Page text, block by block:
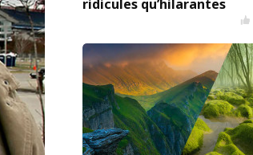
ridicules qu’hilarantes